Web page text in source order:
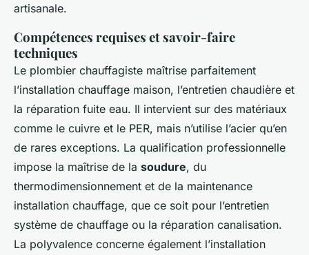
artisanale.
Compétences requises et savoir-faire
techniques
Le plombier chauffagiste maîtrise parfaitement
l’installation chauffage maison, l’entretien chaudière et
la réparation fuite eau. Il intervient sur des matériaux
comme le cuivre et le PER, mais n’utilise l’acier qu’en
de rares exceptions. La qualification professionnelle
impose la maîtrise de la soudure, du
thermodimensionnement et de la maintenance
installation chauffage, que ce soit pour l’entretien
système de chauffage ou la réparation canalisation.
La polyvalence concerne également l’installation